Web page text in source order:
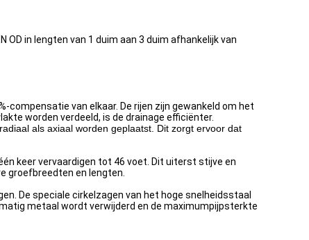
in lengten van 1 duim aan 3 duim afhankelijk van
compensatie van elkaar. De rijen zijn gewankeld om het
worden verdeeld, is de drainage efficiënter.
als axiaal worden geplaatst. Dit zorgt ervoor dat
keer vervaardigen tot 46 voet. Dit uiterst stijve en
groefbreedten en lengten.
De speciale cirkelzagen van het hoge snelheidsstaal
metaal wordt verwijderd en de maximumpijpsterkte